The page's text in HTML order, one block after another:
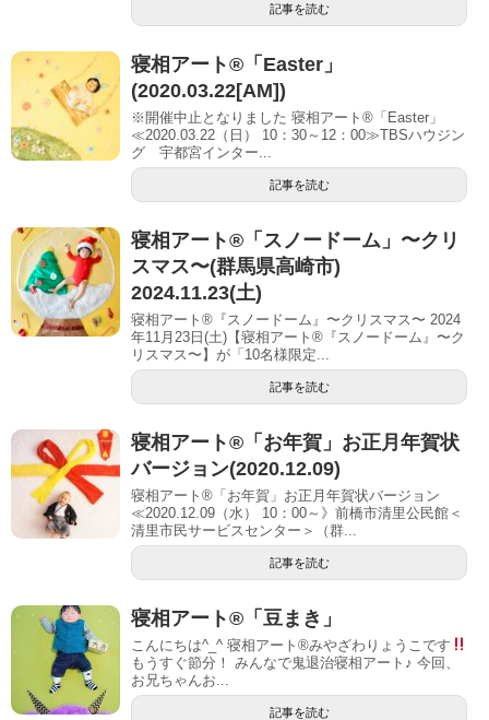
記事を読む
寝相アート®「Easter」
(2020.03.22[AM])
※開催中止となりました 寝相アート®「Easter」
≪2020.03.22（日） 10：30～12：00≫TBSハウジン
グ 宇都宮インター...
記事を読む
寝相アート®「スノードーム」〜クリ
スマス〜(群馬県高崎市)
2024.11.23(土)
寝相アート®『スノードーム』〜クリスマス〜 2024
年11月23日(土)【寝相アート®︎『スノードーム』〜ク
リスマス〜】が「10名様限定...
記事を読む
寝相アート®︎「お年賀」お正月年賀状
バージョン(2020.12.09)
寝相アート®︎「お年賀」お正月年賀状バージョン
≪2020.12.09（水） 10：00～》前橋市清里公民館＜
清里市民サービスセンター＞（群...
記事を読む
寝相アート®︎「豆まき」
こんにちは^_^ 寝相アート®︎みやざわりょうこです
もうすぐ節分！ みんなで鬼退治寝相アート♪ 今回、
お兄ちゃんお...
記事を読む